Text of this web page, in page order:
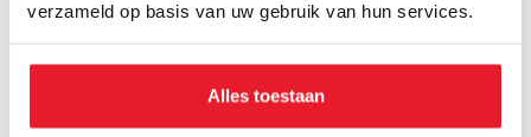
verzameld op basis van uw gebruik van hun services.
Alles toestaan
Venum Kickboksshort Classic
€41.99
Venum